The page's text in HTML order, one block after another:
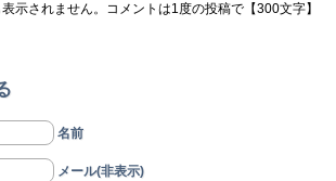
示されません。コメントは1度の投稿で【300文字】
名前
メール(非表示)